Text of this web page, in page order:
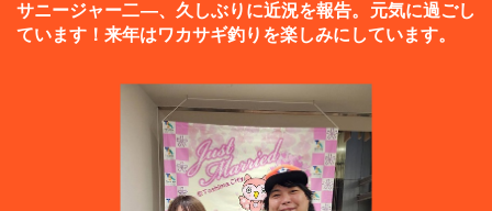
サニージャー二―、久しぶりに近況を報告。元気に過ごし
ています！来年はワカサギ釣りを楽しみにしています。